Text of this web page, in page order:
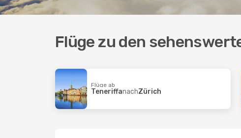
Flüge zu den
Flüge ab
TeneriffanachZürich